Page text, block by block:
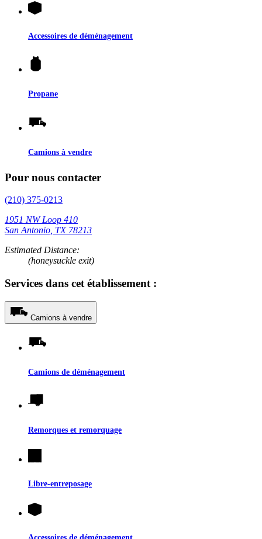
Accessoires de déménagement
Propane
Camions à vendre
Pour nous contacter
(210) 375-0213
1951 NW Loop 410
San Antonio, TX 78213
Estimated Distance:
(honeysuckle exit)
Services dans cet établissement :
Camions à vendre
Camions de déménagement
Remorques et remorquage
Libre-entreposage